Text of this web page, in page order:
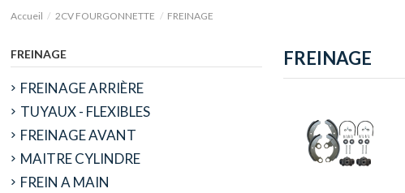
Accueil 2CV FOURGONNETTE FREINAGE
FREINAGE
FREINAGE
FREINAGE ARRIÈRE
TUYAUX - FLEXIBLES
FREINAGE AVANT
MAITRE CYLINDRE
FREIN A MAIN